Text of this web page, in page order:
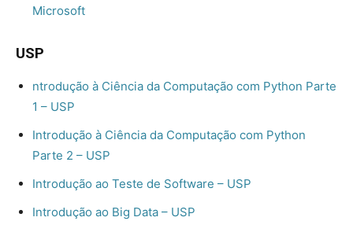
Microsoft
USP
ntrodução à Ciência da Computação com Python Parte
1 – USP
Introdução à Ciência da Computação com Python
Parte 2 – USP
Introdução ao Teste de Software – USP
Introdução ao Big Data – USP